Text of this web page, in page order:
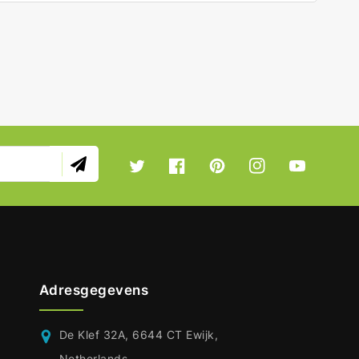
Twitter FacebookPinterestInstagramYouTube
Adresgegevens
De Klef 32A, 6644 CT Ewijk,